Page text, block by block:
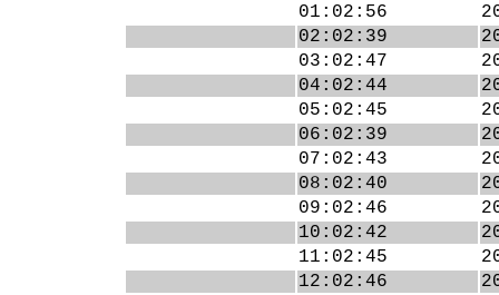
01:02:56
02:02:39
03:02:47
04:02:44
05:02:45
06:02:39
07:02:43
08:02:40
09:02:46
10:02:42
11:02:45
12:02:46